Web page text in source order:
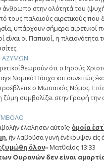
άνθρωπο στην ολότητά του
παλαιούς αιρετικούς που
υπάρχουν σήμερα αιρετικοί
είναι οι Παπικοί, η
ΑΖΥΜΩΝ
ότι ο Ιησούς
Νομικό Πάσχα και συνεπώς
ο Μωσαϊκός Νόμος.
ζύμη συμβολίζει στην Γραφή την
ἐλάλησεν αὐτοῖς· ὁμοία
, ἣν λαβοῦσα γυνὴ ἐνέκρυψεν
ὅλον» Ματθαίος 13:33
Ουρανών δεν είναι